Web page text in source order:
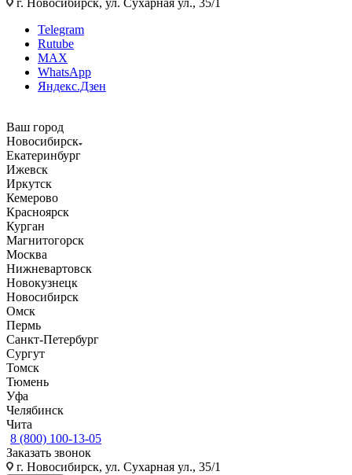
г. Новосибирск, ул. Сухарная ул., 35/1
Telegram
Rutube
MAX
WhatsApp
Яндекс.Дзен
Ваш город
Новосибирск
Екатеринбург
Ижевск
Иркутск
Кемерово
Красноярск
Курган
Магнитогорск
Москва
Нижневартовск
Новокузнецк
Новосибирск
Омск
Пермь
Санкт-Петербург
Сургут
Томск
Тюмень
Уфа
Челябинск
Чита
8 (800) 100-13-05
Заказать звонок
г. Новосибирск, ул. Сухарная ул., 35/1